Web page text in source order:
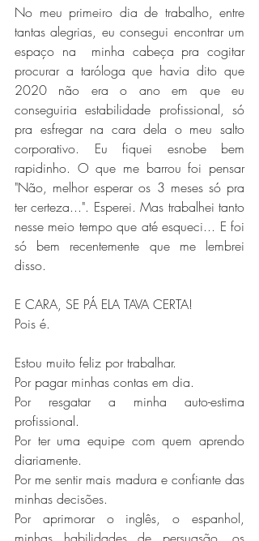
No meu primeiro dia de trabalho, entre
tantas alegrias, eu consegui encontrar um
espaço na  minha cabeça pra cogitar
procurar a taróloga que havia dito que
2020 não era o ano em que eu
conseguiria estabilidade profissional, só
pra esfregar na cara dela o meu salto
corporativo. Eu fiquei esnobe bem
rapidinho. O que me barrou foi pensar
"Não, melhor esperar os 3 meses só pra
ter certeza...". Esperei. Mas trabalhei tanto
nesse meio tempo que até esqueci... E foi
só bem recentemente que me lembrei
disso.
E CARA, SE PÁ ELA TAVA CERTA!
Pois é.
Estou muito feliz por trabalhar.
Por pagar minhas contas em dia.
Por resgatar a minha auto-estima
profissional.
Por ter uma equipe com quem aprendo
diariamente.
Por me sentir mais madura e confiante das
minhas decisões.
Por aprimorar o inglês, o espanhol,